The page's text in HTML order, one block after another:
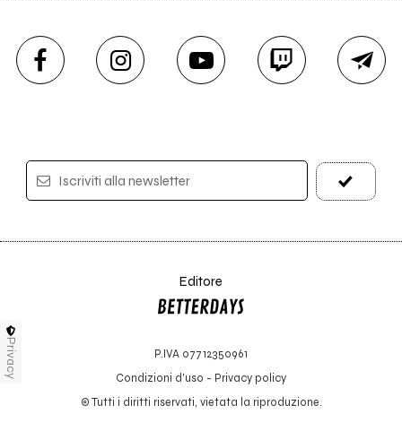
Iscriviti alla newsletter
Editore
P.IVA 07712350961
Condizioni d'uso - Privacy policy
© Tutti i diritti riservati, vietata la riproduzione.
Privacy